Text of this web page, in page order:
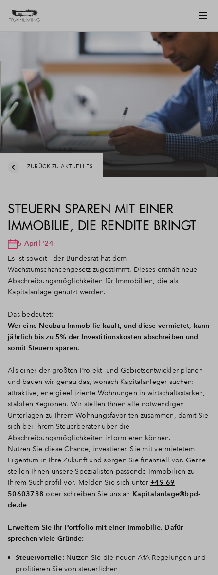
ZURÜCK ZU AKTUELLES
STEUERN SPAREN MIT EINER
IMMOBILIE, DIE RENDITE BRINGT
5 April '24
Es ist soweit - der Bundesrat hat dem
Wachstumschancengesetz zugestimmt. Dieses enthält neue
Abschreibungsmöglichkeiten für Immobilien, die als
Kapitalanlage genutzt werden.
Das bedeutet:
Wer eine Neubau-Immobilie kauft, und diese vermietet, kann
jährlich bis zu 5% der Investitionskosten abschreiben und
somit Steuern sparen.
Als einer der größten Projekt- und Gebietsentwickler planen
und bauen wir genau das, wonach Kapitalanleger suchen:
attraktive, energieeffiziente Wohnungen in wirtschaftsstarken,
stabilen Regionen. Wir stellen Ihnen alle notwendigen
Unterlagen zu Ihrem Wohnungsfavoriten zusammen, damit Sie
sich bei Ihrem Steuerberater über die
Abschreibungsmöglichkeiten informieren können.
Nutzen Sie diese Chance, investieren Sie mit vermietetem
Eigentum in Ihre Zukunft und sorgen Sie finanziell vor. Gerne
stellen Ihnen unsere Spezialisten passende Immobilien zu
Ihrem Suchprofil vor. Melden Sie sich unter +49 69
50603738 oder schreiben Sie uns an Kapitalanlage@bpd-
de.de
Erweitern Sie Ihr Portfolio mit einer Immobilie. Dafür
sprechen viele Gründe:
Steuervorteile: Nutzen Sie die neuen AfA-Regelungen und
profitieren Sie von steuerlichen